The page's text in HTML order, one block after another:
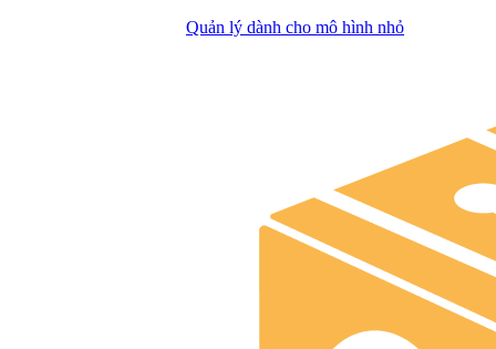
Quản lý dành cho mô hình nhỏ